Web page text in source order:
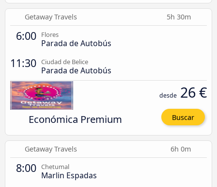
Getaway Travels 5h 30m
6:00 Flores
Parada de Autobús
11:30 Ciudad de Belice
Parada de Autobús
Económica Premium
desde 26 €
Buscar
Getaway Travels 6h 0m
8:00 Chetumal
Marlin Espadas